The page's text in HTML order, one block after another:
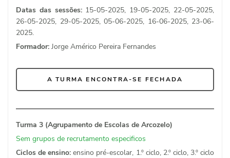
Datas das sessões: 15-05-2025, 19-05-2025, 22-05-2025,
26-05-2025, 29-05-2025, 05-06-2025, 16-06-2025, 23-06-
2025.
Formador: Jorge Américo Pereira Fernandes
A TURMA ENCONTRA-SE FECHADA
Turma 3 (Agrupamento de Escolas de Arcozelo)
Sem grupos de recrutamento especificos
Ciclos de ensino: ensino pré-escolar, 1.º ciclo, 2.º ciclo, 3.º ciclo